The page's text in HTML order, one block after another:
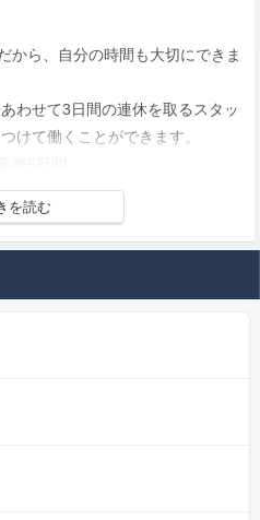
から、自分の時間も大切にできま
わせて3日間の連休を取るスタッ
けて働くことができます。
ダテックとオートバックスとの
魅力的な環境です。